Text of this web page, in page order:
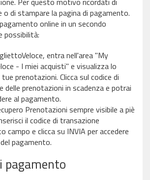
o di stampare la pagina di pagamento.
online in un secondo
possibilità:
entra nell'area "My
- I miei acquisti" e visualizza lo
prenotazioni. Clicca sul codice di
delle prenotazioni in scadenza e potrai
al pagamento.
Prenotazioni sempre visibile a piè
il codice di transazione
campo e clicca su INVIA per accedere
pagamento.
pagamento